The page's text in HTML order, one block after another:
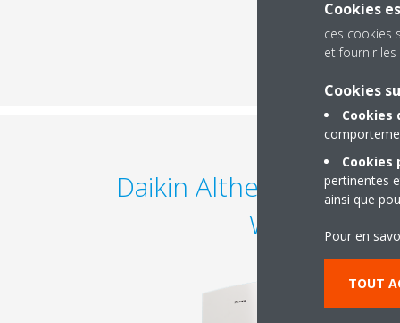
Daikin Altherma 3 C
W
Cookies
ces cookies
et fournir les
Cookies
Cookies
Cookies
pertinentes
ainsi que
Pour en
TOUT